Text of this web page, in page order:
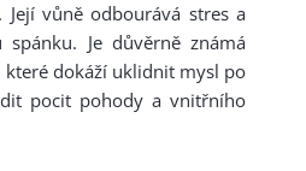
Její vůně odbourává stres a
spánku. Je důvěrně známá
dokáží uklidnit mysl po
pocit pohody a vnitřního